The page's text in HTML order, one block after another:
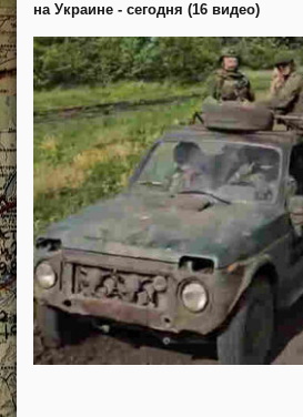
на Украине - сегодня (16 видео)